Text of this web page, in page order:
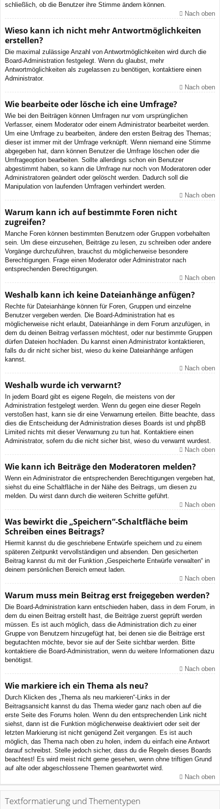
schließlich, ob die Benutzer ihre Stimme ändern können.
Nach oben
Wieso kann ich nicht mehr Antwortmöglichkeiten
erstellen?
Die maximal zulässige Anzahl von Antwortmöglichkeiten wird durch die
Board-Administration festgelegt. Wenn du glaubst, mehr
Antwortmöglichkeiten als zugelassen zu benötigen, kontaktiere einen
Administrator.
Nach oben
Wie bearbeite oder lösche ich eine Umfrage?
Wie bei den Beiträgen können Umfragen nur vom ursprünglichen
Verfasser, einem Moderator oder einem Administrator bearbeitet werden.
Um eine Umfrage zu bearbeiten, ändere den ersten Beitrag des Themas;
dieser ist immer mit der Umfrage verknüpft. Wenn niemand eine Stimme
abgegeben hat, dann können Benutzer die Umfrage löschen oder die
Umfrageoption bearbeiten. Sollte allerdings schon ein Benutzer
abgestimmt haben, so kann die Umfrage nur noch von Moderatoren oder
Administratoren geändert oder gelöscht werden. Dadurch soll die
Manipulation von laufenden Umfragen verhindert werden.
Nach oben
Warum kann ich auf bestimmte Foren nicht
zugreifen?
Manche Foren können bestimmten Benutzern oder Gruppen vorbehalten
sein. Um diese einzusehen, Beiträge zu lesen, zu schreiben oder andere
Vorgänge durchzuführen, brauchst du möglicherweise besondere
Berechtigungen. Frage einen Moderator oder Administrator nach
entsprechenden Berechtigungen.
Nach oben
Weshalb kann ich keine Dateianhänge anfügen?
Rechte für Dateianhänge können für Foren, Gruppen und einzelne
Benutzer vergeben werden. Die Board-Administration hat es
möglicherweise nicht erlaubt, Dateianhänge in dem Forum anzufügen, in
dem du deinen Beitrag verfassen möchtest, oder nur bestimmte Gruppen
dürfen Dateien hochladen. Du kannst einen Administrator kontaktieren,
falls du dir nicht sicher bist, wieso du keine Dateianhänge anfügen
kannst.
Nach oben
Weshalb wurde ich verwarnt?
In jedem Board gibt es eigene Regeln, die meistens von der
Administration festgelegt werden. Wenn du gegen eine dieser Regeln
verstoßen hast, kann sie dir eine Verwarnung erteilen. Bitte beachte, dass
dies die Entscheidung der Administration dieses Boards ist und phpBB
Limited nichts mit dieser Verwarnung zu tun hat. Kontaktiere einen
Administrator, sofern du die nicht sicher bist, wieso du verwarnt wurdest.
Nach oben
Wie kann ich Beiträge den Moderatoren melden?
Wenn ein Administrator die entsprechenden Berechtigungen vergeben hat,
siehst du eine Schaltfläche in der Nähe des Beitrags, um diesen zu
melden. Du wirst dann durch die weiteren Schritte geführt.
Nach oben
Was bewirkt die „Speichern“-Schaltfläche beim
Schreiben eines Beitrags?
Hiermit kannst du die geschriebene Entwürfe speichern und zu einem
späteren Zeitpunkt vervollständigen und absenden. Den gesicherten
Beitrag kannst du mit der Funktion „Gespeicherte Entwürfe verwalten“ in
deinem persönlichen Bereich erneut laden.
Nach oben
Warum muss mein Beitrag erst freigegeben werden?
Die Board-Administration kann entschieden haben, dass in dem Forum, in
dem du einen Beitrag erstellt hast, die Beiträge zuerst geprüft werden
müssen. Es ist auch möglich, dass die Administration dich zu einer
Gruppe von Benutzern hinzugefügt hat, bei denen sie die Beiträge erst
begutachten möchte, bevor sie auf der Seite sichtbar werden. Bitte
kontaktiere die Board-Administration, wenn du weitere Informationen dazu
benötigst.
Nach oben
Wie markiere ich ein Thema als neu?
Durch Klicken des „Thema als neu markieren“-Links in der
Beitragsansicht kannst du das Thema wieder ganz nach oben auf die
erste Seite des Forums holen. Wenn du den entsprechenden Link nicht
siehst, dann ist die Funktion möglicherweise deaktiviert oder seit der
letzten Markierung ist nicht genügend Zeit vergangen. Es ist auch
möglich, das Thema nach oben zu holen, indem du einfach eine Antwort
darauf schreibst. Stelle jedoch sicher, dass du die Regeln dieses Boards
beachtest! Es wird meist nicht gerne gesehen, wenn ohne triftigen Grund
auf alte oder abgeschlossene Themen geantwortet wird.
Nach oben
Textformatierung und Thementypen